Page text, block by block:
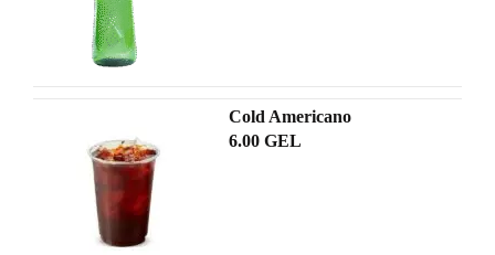
Cold Americano
6.00 GEL